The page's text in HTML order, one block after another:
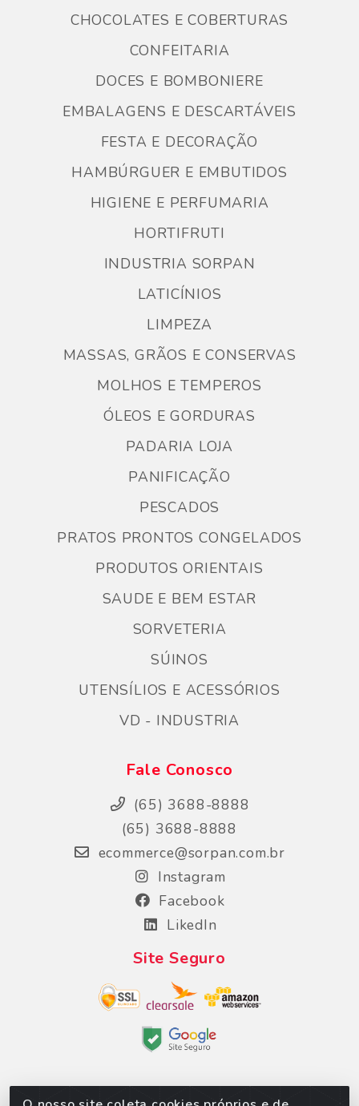
CHOCOLATES E COBERTURAS
CONFEITARIA
DOCES E BOMBONIERE
EMBALAGENS E DESCARTÁVEIS
FESTA E DECORAÇÃO
HAMBÚRGUER E EMBUTIDOS
HIGIENE E PERFUMARIA
HORTIFRUTI
INDUSTRIA SORPAN
LATICÍNIOS
LIMPEZA
MASSAS, GRÃOS E CONSERVAS
MOLHOS E TEMPEROS
ÓLEOS E GORDURAS
PADARIA LOJA
PANIFICAÇÃO
PESCADOS
PRATOS PRONTOS CONGELADOS
PRODUTOS ORIENTAIS
SAUDE E BEM ESTAR
SORVETERIA
SÚINOS
UTENSÍLIOS E ACESSÓRIOS
VD - INDUSTRIA
Fale Conosco
(65) 3688-8888
(65) 3688-8888
ecommerce@sorpan.com.br
Instagram
Facebook
LikedIn
Site Seguro